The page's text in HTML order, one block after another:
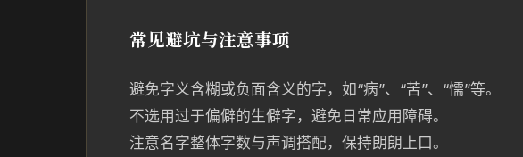
常见避坑与注意事项
避免字义含糊或负面含义的字，如“病”、“苦”、“懦”等。
不选用过于偏僻的生僻字，避免日常应用障碍。
注意名字整体字数与声调搭配，保持朗朗上口。